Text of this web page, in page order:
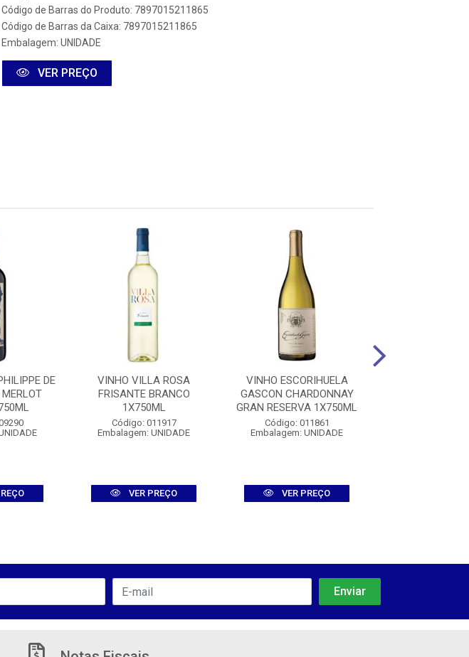
Código de Barras do Produto: 7897015211865
Código de Barras da Caixa: 7897015211865
Embalagem: UNIDADE
VER PREÇO
DE
VINHO VILLA ROSA
FRISANTE BRANCO
1X750ML
Código: 011917
Embalagem: UNIDADE
VER PREÇO
VINHO ESCORIHUELA
GASCON CHARDONNAY
GRAN RESERVA 1X750ML
Código: 011861
Embalagem: UNIDADE
VER PREÇO